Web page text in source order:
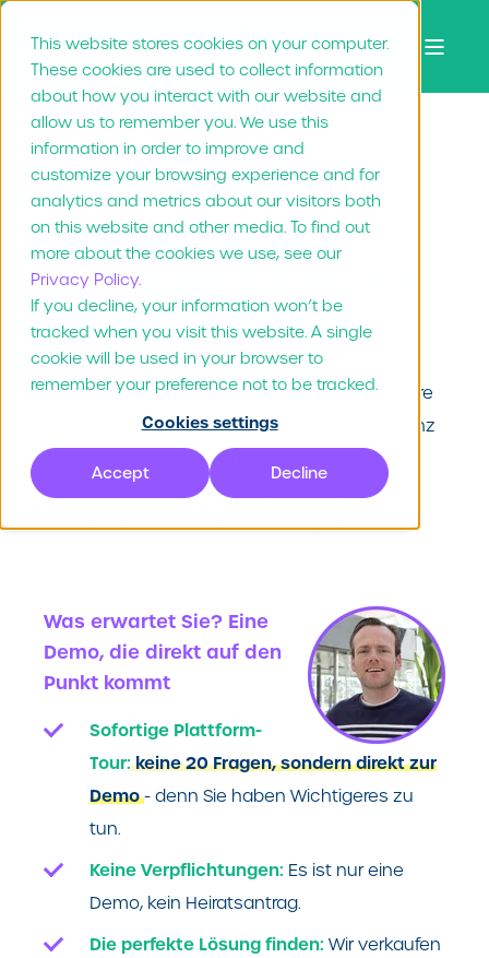
This website stores cookies on your computer.
These cookies are used to collect information
about how you interact with our website and
allow us to remember you. We use this
information in order to improve and
customize your browsing experience and for
analytics and metrics about our visitors both
on this website and other media. To find out
more about the cookies we use, see our
Privacy Policy.
If you decline, your information won’t be
tracked when you visit this website. A single
cookie will be used in your browser to
remember your preference not to be tracked.
Cookies settings
Accept Decline
Kostenlose Demo
erhalten –
transformieren Sie Ihre
Marketingprozesse
Stellen Sie sich vor, Sie optimieren mühelos Ihre
Marketingprozesse, wahren Markenkonsistenz
über alle Kanäle hinweg und erzielen
bemerkenswerte Ergebnisse – genau wie
andere führende Marken in Ihrer Branche.
Was erwartet Sie? Eine
Demo, die direkt auf den
Punkt kommt
Sofortige Plattform-
Tour: keine 20 Fragen, sondern direkt zur
Demo - denn Sie haben Wichtigeres zu
tun.
Keine Verpflichtungen: Es ist nur eine
Demo, kein Heiratsantrag.
Die perfekte Lösung finden: Wir verkaufen